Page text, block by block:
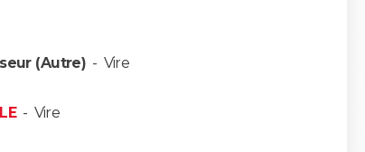
(Autre) - Vire
- Vire